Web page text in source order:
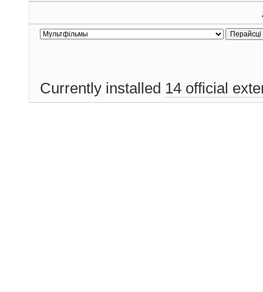
Currently installed 14 official